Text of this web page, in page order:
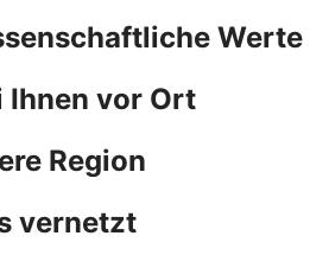
Werte
Ihnen vor Ort
Region
vernetzt